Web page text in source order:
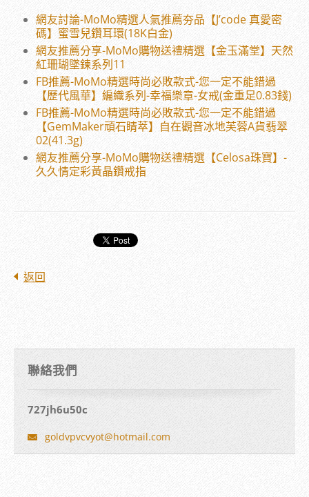
網友討論-MoMo精選人氣推薦夯品【J’code 真愛密
碼】蜜雪兒鑽耳環(18K白金)
網友推薦分享-MoMo購物送禮精選【金玉滿堂】天然
紅珊瑚墜鍊系列11
FB推薦-MoMo精選時尚必敗款式-您一定不能錯過
【歷代風華】編織系列-幸福樂章-女戒(金重足0.83錢)
FB推薦-MoMo精選時尚必敗款式-您一定不能錯過
【GemMaker頑石睛萃】自在觀音冰地芙蓉A貨翡翠
02(41.3g)
網友推薦分享-MoMo購物送禮精選【Celosa珠寶】-
久久情定彩黃晶鑽戒指
返回
聯絡我們
727jh6u50c
goldvpvcvyot@hotmail.com